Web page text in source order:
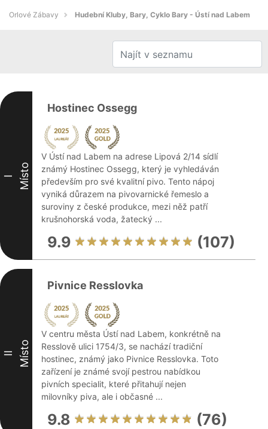
Orlové Zábavy Hudební Kluby, Bary, Cyklo Bary - Ústí nad Labem
I Místo
Hostinec Ossegg
V Ústí nad Labem na adrese Lipová 2/14 sídlí
známý Hostinec Ossegg, který je vyhledáván
především pro své kvalitní pivo. Tento nápoj
vyniká důrazem na pivovarnické řemeslo a
suroviny z české produkce, mezi něž patří
krušnohorská voda, žatecký ...
9.9 (107)
II Místo
Pivnice Resslovka
V centru města Ústí nad Labem, konkrétně na
Resslově ulici 1754/3, se nachází tradiční
hostinec, známý jako Pivnice Resslovka. Toto
zařízení je známé svojí pestrou nabídkou
pivních specialit, které přitahují nejen
milovníky piva, ale i občasné ...
9.8 (76)